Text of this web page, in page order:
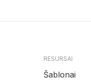
RESURSAI
Šablonai